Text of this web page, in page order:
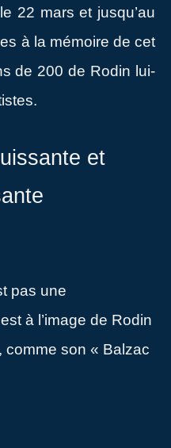
22 mars et jusqu’au
à la mémoire de cet
de 200 de Rodin lui-
et
pas une
à l’image de Rodin
comme son « Balzac